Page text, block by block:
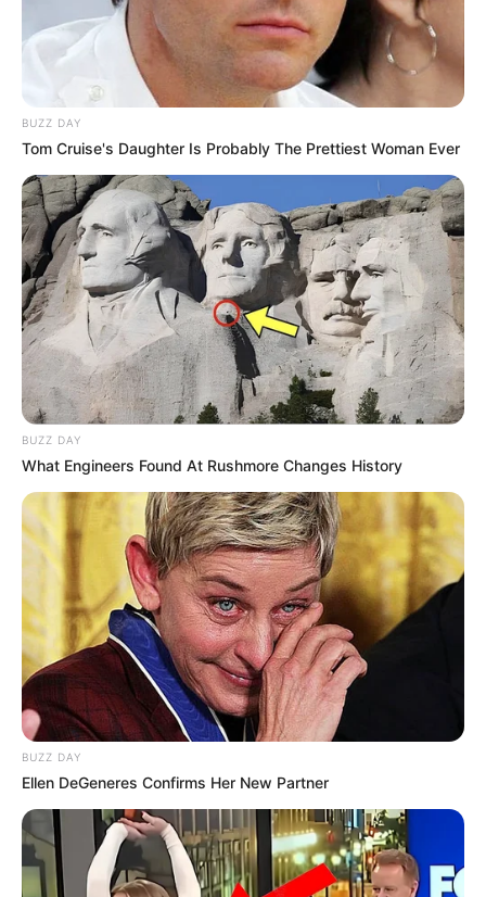
STYLE
Tampil Beda, 10 Inspirasi
BUZZ DAY
Tom Cruise's Daughter Is Probably The Prettiest Woman Ever
BUZZ DAY
What Engineers Found At Rushmore Changes History
BUZZ DAY
Ellen DeGeneres Confirms Her New Partner